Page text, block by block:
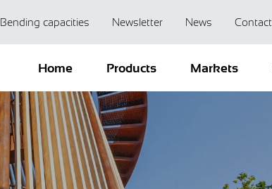
Bending capacities Newsletter News Contact
Home Products Markets